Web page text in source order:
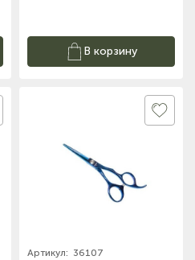
В корзину
Артикул: 36107